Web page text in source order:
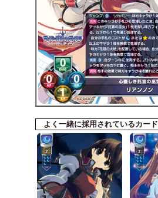
よく一緒に採用されているカード